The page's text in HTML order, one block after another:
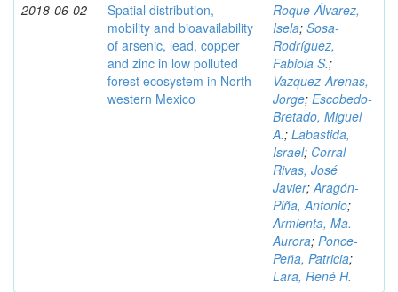
2018-06-02
Spatial distribution,
mobility and bioavailability
of arsenic, lead, copper
and zinc in low polluted
forest ecosystem in North-
western Mexico
Roque-Álvarez,
Isela; Sosa-
Rodríguez,
Fabiola S.;
Vazquez-Arenas,
Jorge; Escobedo-
Bretado, Miguel
A.; Labastida,
Israel; Corral-
Rivas, José
Javier;Aragón-
Piña, Antonio;
Armienta, Ma.
Aurora; Ponce-
Peña, Patricia;
Lara, René H.